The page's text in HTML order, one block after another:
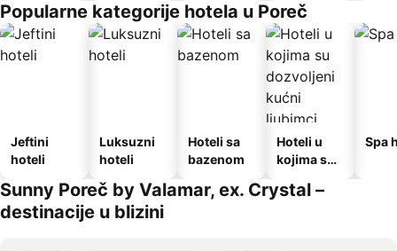
Popularne kategorije hotela u Poreč
Jeftini
hoteli
Luksuzni
hoteli
Hoteli sa
bazenom
Hoteli u
kojima su
kućni
Spa
Sunny Poreč by Valamar, ex. Crystal –
destinacije u blizini